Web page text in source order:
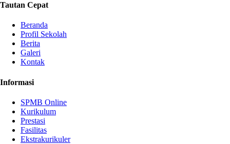
Tautan Cepat
Beranda
Profil Sekolah
Berita
Galeri
Kontak
Informasi
SPMB Online
Kurikulum
Prestasi
Fasilitas
Ekstrakurikuler